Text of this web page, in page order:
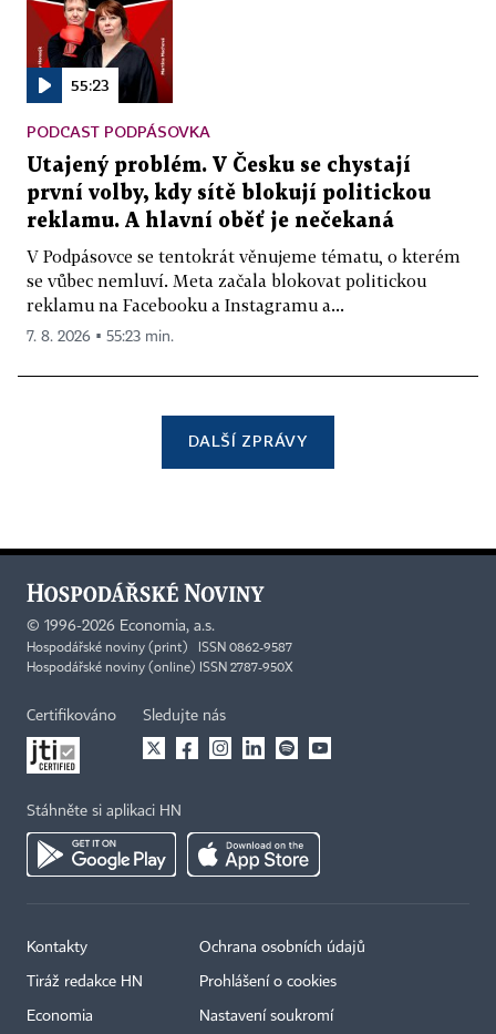
55:23
PODCAST PODPÁSOVKA
Utajený problém. V Česku se chystají
první volby, kdy sítě blokují politickou
reklamu. A hlavní oběť je nečekaná
V Podpásovce se tentokrát věnujeme tématu, o kterém
se vůbec nemluví. Meta začala blokovat politickou
reklamu na Facebooku a Instagramu a...
7. 8. 2026 ▪ 55:23 min.
DALŠÍ ZPRÁVY
© 1996-2026 Economia, a.s.
Hospodářské noviny (print) ISSN 0862-9587
Hospodářské noviny (online) ISSN 2787-950X
Certifikováno Sledujte nás
Stáhněte si aplikaci HN
Kontakty
Tiráž redakce HN
Economia
Ochrana osobních údajů
Prohlášení o cookies
Nastavení soukromí